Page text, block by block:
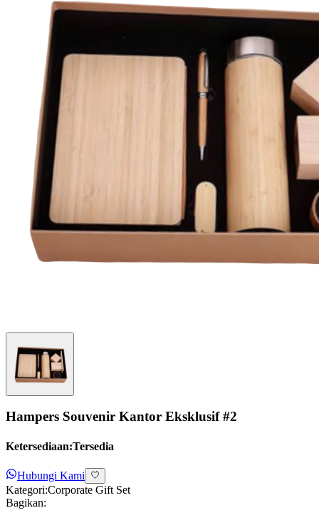
Hampers Souvenir Kantor Eksklusif #2
Ketersediaan:Tersedia
Hubungi Kami
Kategori:Corporate Gift Set
Bagikan: